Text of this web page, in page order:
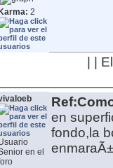
Karma: 2
| |
en el
en
fondo,la